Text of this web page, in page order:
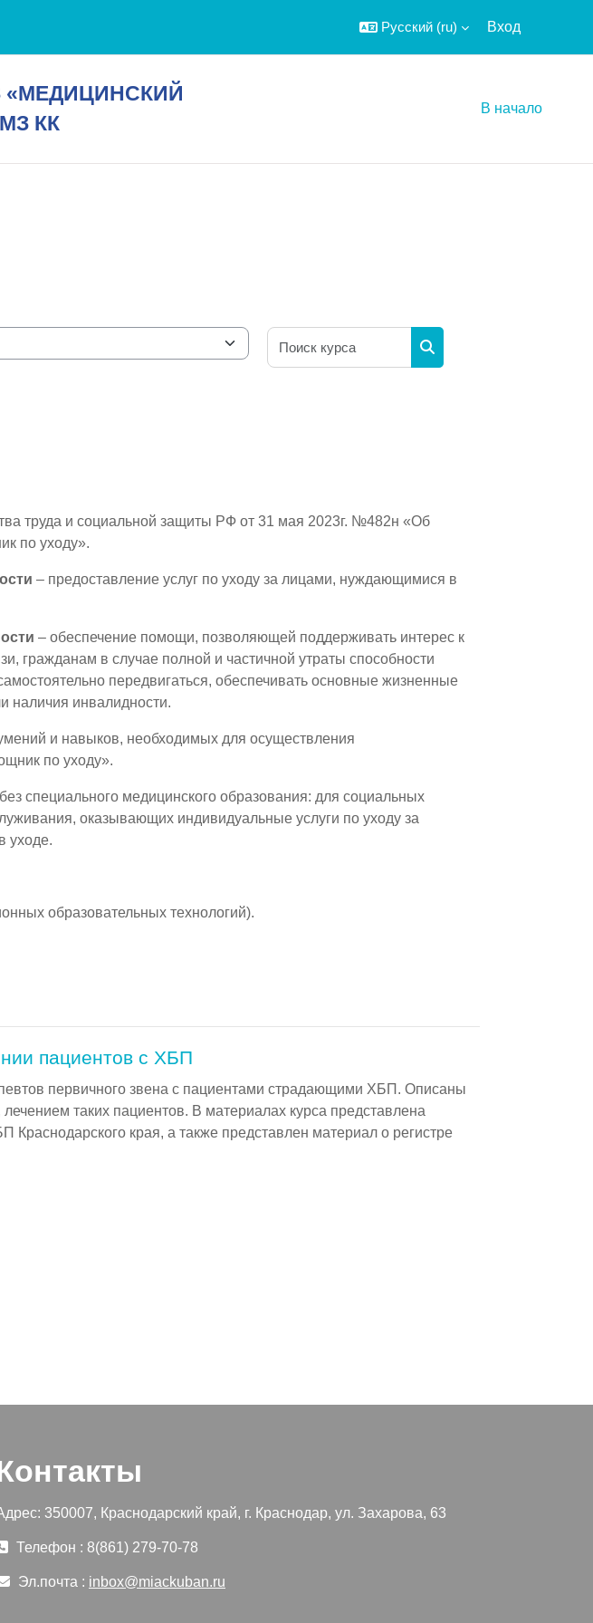
Русский ‎(ru)‎ Вход
«МЕДИЦИНСКИЙ
КК
В начало
Поиск курса
труда и социальной защиты РФ от 31 мая 2023г. №482н «Об
по уходу».
– предоставление услуг по уходу за лицами, нуждающимися в
– обеспечение помощи, позволяющей поддерживать интерес к
гражданам в случае полной и частичной утраты способности
передвигаться, обеспечивать основные жизненные
наличия инвалидности.
и навыков, необходимых для осуществления
по уходу».
специального медицинского образования: для социальных
оказывающих индивидуальные услуги по уходу за
уходе.
образовательных технологий).
пациентов с ХБП
первичного звена с пациентами страдающими ХБП. Описаны
таких пациентов. В материалах курса представлена
края, а также представлен материал о регистре
350007, Краснодарский край, г. Краснодар, ул. Захарова, 63
Телефон : 8(861) 279-70-78
Эл.почта : inbox@miackuban.ru